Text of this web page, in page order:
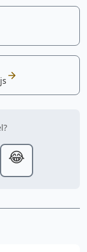
😂